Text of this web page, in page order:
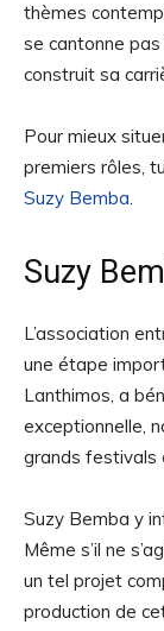
thèmes
se cantonne
construit sa
Pour mieux
premiers rôles,
Suzy Bemba.
Suzy
L’association
une étape
Lanthimos, a
exceptionnelle,
grands festivals
Suzy Bemba y
Même s’il ne
un tel projet
production de